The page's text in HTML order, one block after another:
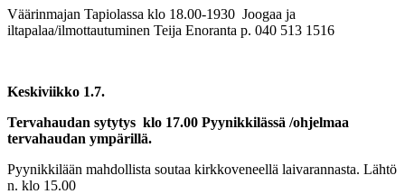
Väärinmajan Tapiolassa klo 18.00-1930 Joogaa ja
iltapalaa/ilmottautuminen Teija Enoranta p. 040 513 1516
Keskiviikko 1.7.
Tervahaudan sytytys klo 17.00 Pyynikkilässä /ohjelmaa
tervahaudan ympärillä.
Pyynikkilään mahdollista soutaa kirkkoveneellä laivarannasta. Lähtö
n. klo 15.00